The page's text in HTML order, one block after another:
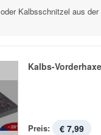
oder Kalbsschnitzel aus
Kalbs-Vorderhaxe
Preis: € 7,99